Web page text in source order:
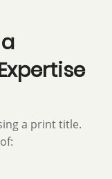
a print title.